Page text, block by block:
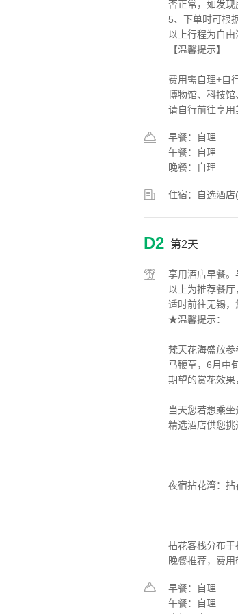
否正常，如发现
5、下单时可根
以上行程为自
【温馨提示】
费用需自理+自
博物馆、科技馆
请自行前往享用
早餐：自理
午餐：自理
晚餐：自理
住宿：自选酒店
D2 第2天
享用酒店早餐。
以上为推荐餐厅
适时前往无锡，
★温馨提示：
梵天花海盛放
马鞭草，6月中
期望的赏花效果
当天您若想乘
精选酒店供您挑
夜宿拈花湾：
拈花客栈分布于
晚餐推荐，费用
早餐：自理
午餐：自理